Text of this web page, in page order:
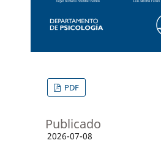
PDF
Publicado
2026-07-08